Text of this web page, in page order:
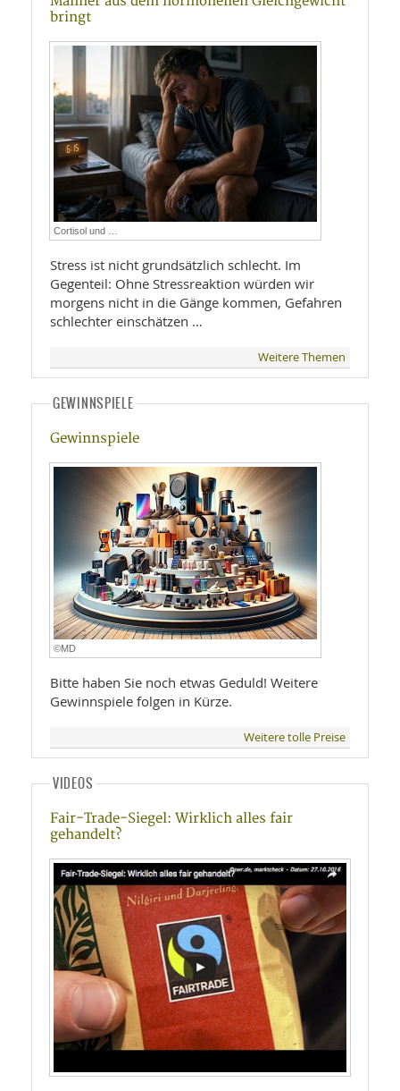
bringt
Cortisol und …
Stress ist nicht grundsätzlich schlecht. Im
Gegenteil: Ohne Stressreaktion würden wir
morgens nicht in die Gänge kommen, Gefahren
schlechter einschätzen …
Weitere Themen
GEWINNSPIELE
Gewinnspiele
©MD
Bitte haben Sie noch etwas Geduld! Weitere
Gewinnspiele folgen in Kürze.
Weitere tolle Preise
VIDEOS
Fair-Trade-Siegel: Wirklich alles fair
gehandelt?